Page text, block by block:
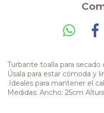
Turbante toalla para secado
Úsala para estar cómoda y
.Ideales para mantener el
Medidas: Ancho: 25cm